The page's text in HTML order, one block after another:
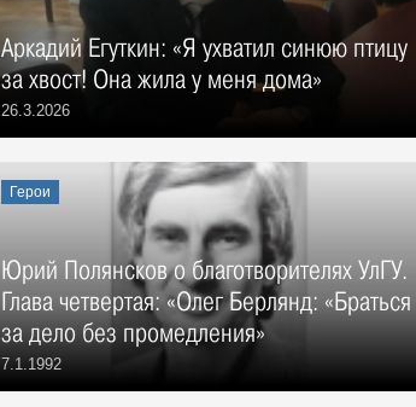
Аркадий Егуткин: «Я ухватил синюю птицу
за хвост! Она жила у меня дома»
26.3.2026
Герои
Юрий Полянсков о благотворителях УлГУ.
Глава четвертая: «Олег Берлянд: «Браться
за дело без промедления»
7.1.1992